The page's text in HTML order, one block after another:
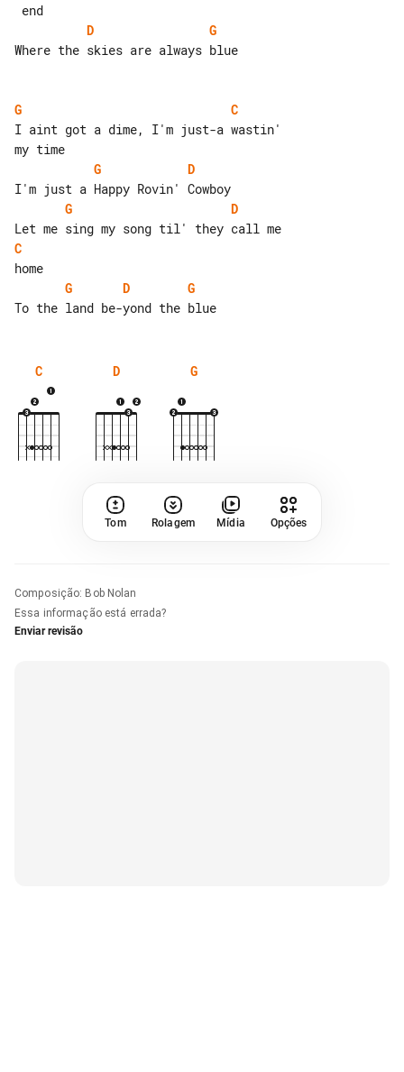
D
G
Where the skies are always blue
G
C
I aint got a dime, I'm just-a wastin'
G
D
G
D
C
G
D
G
C D G
Tom Rolagem Mídia Opções
Composição: Bob Nolan
Essa informação está errada?
Enviar revisão